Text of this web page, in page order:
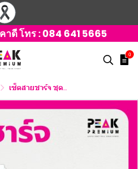
าดี โทร :084 641 5665
0
เซ็ตสายชาร์จ ชุดสายชาร์จ 3 ชิ้น พร้อมสกรีนโลโก้